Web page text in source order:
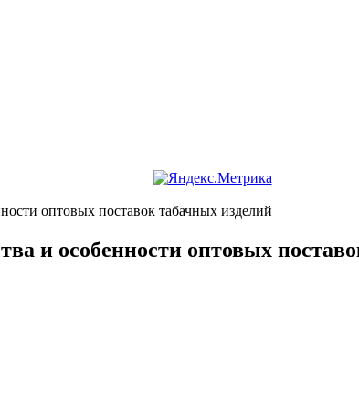
оптовых поставок табачных изделий
и особенности оптовых